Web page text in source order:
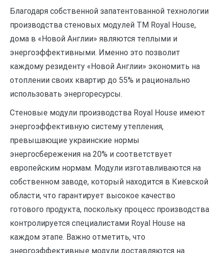
Благодаря собственной запатентованной технологии
производства стеновых модулей ТМ Royal House,
дома в «Новой Англии» являются теплыми и
энергоэффективными. Именно это позволит
каждому резиденту «Новой Англии» экономить на
отоплении своих квартир до 55% и рационально
использовать энергоресурсы.
Стеновые модули производства Royal House имеют
энергоэффективную систему утепления,
превышающие украинские нормы
энергосбережения на 20% и соответствует
европейским нормам. Модули изготавливаются на
собственном заводе, который находится в Киевской
области, что гарантирует высокое качество
готового продукта, поскольку процесс производства
контролируется специалистами Royal House на
каждом этапе. Важно отметить, что
энергоэффективные модули доставляются на